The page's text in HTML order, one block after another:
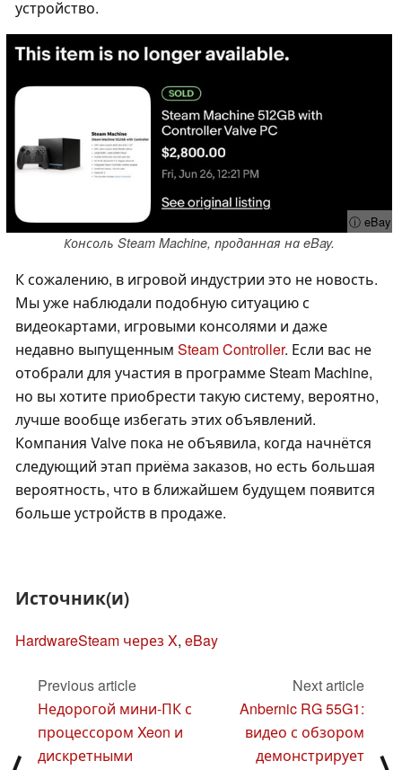
устройство.
ⓘ eBay
Консоль Steam Machine, проданная на eBay.
К сожалению, в игровой индустрии это не новость.
Мы уже наблюдали подобную ситуацию с
видеокартами, игровыми консолями и даже
недавно выпущенным Steam Controller. Если вас не
отобрали для участия в программе Steam Machine,
но вы хотите приобрести такую систему, вероятно,
лучше вообще избегать этих объявлений.
Компания Valve пока не объявила, когда начнётся
следующий этап приёма заказов, но есть большая
вероятность, что в ближайшем будущем появится
больше устройств в продаже.
Источник(и)
HardwareSteam через X, eBay
Previous article
Недорогой мини-ПК с
процессором Xeon и
дискретными
Next article
Anbernic RG 55G1:
видео с обзором
демонстрирует